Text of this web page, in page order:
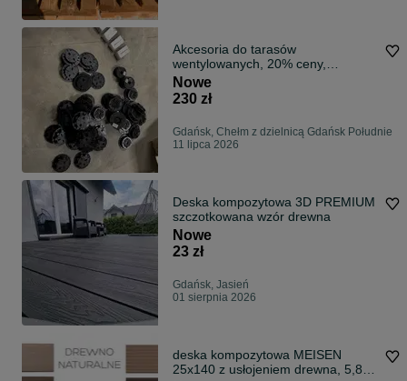
Akcesoria do tarasów
wentylowanych, 20% ceny,
wsporniki regulowane, podkładki,
dystanse.
Nowe
230 zł
Gdańsk, Chełm z dzielnicą Gdańsk Południe
11 lipca 2026
Deska kompozytowa 3D PREMIUM
szczotkowana wzór drewna
Nowe
23 zł
Gdańsk, Jasień
01 sierpnia 2026
deska kompozytowa MEISEN
25x140 z usłojeniem drewna, 5,8